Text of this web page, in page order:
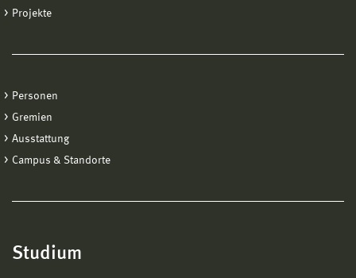
Projekte
Personen
Gremien
Ausstattung
Campus & Standorte
Studium